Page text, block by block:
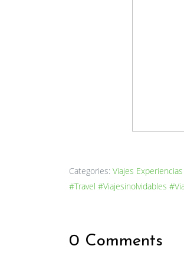
Categories: Viajes Experiencias
#Travel #Viajesinolvidables
0 Comments